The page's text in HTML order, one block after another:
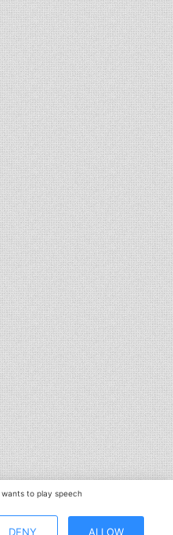
wants to play speech
DENY ALLOW